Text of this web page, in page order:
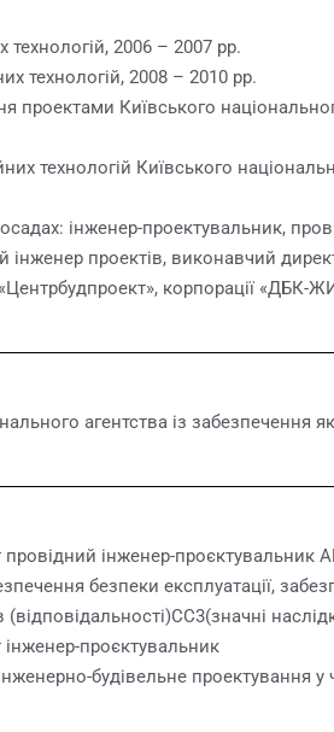
технологій, 2006 – 2007 рр.
технологій, 2008 – 2010 рр.
проектами Київського
технологій Київського
інженер-проектувальник,
проектів, виконавчий
корпорації «ДБК-
агентства із забезпечення
провідний інженер-проєктувальник
безпеки експлуатації,
(відповідальності)СС3(значні
інженер-проєктувальник
будівельне проектування у